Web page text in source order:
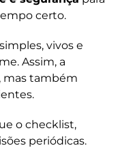
certo.
vivos e
Assim, a
mas também
o checklist,
periódicas.